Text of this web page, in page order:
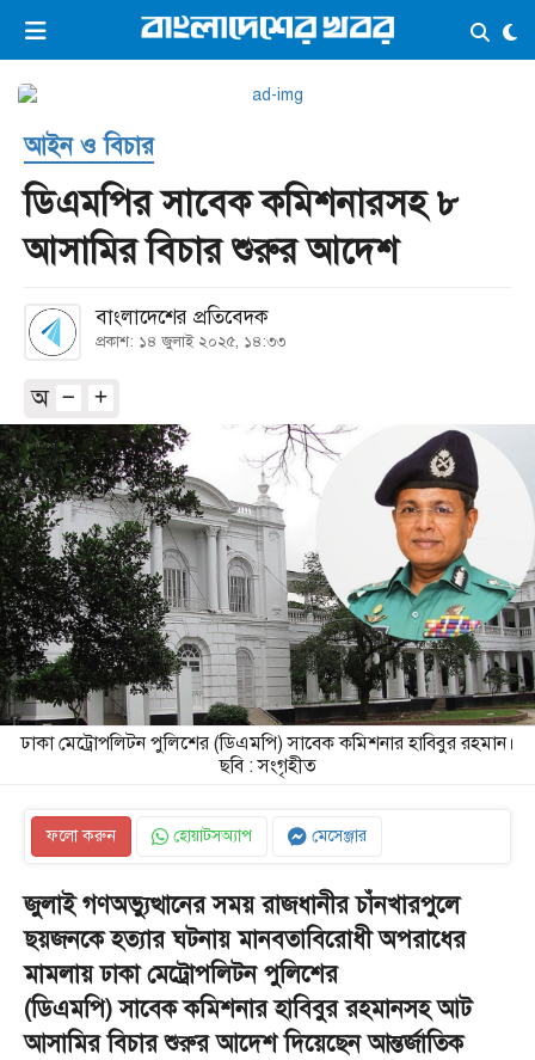
ভিডিও ই-পেপার লগইন ×
প্রচ্ছদ
সর্বশেষ
সব বিভাগ
আর্কাইভ
কনভার্টার
আইন ও বিচার
ডিএমপির সাবেক কমিশনারসহ ৮
আসামির বিচার শুরুর আদেশ
বাংলাদেশের প্রতিবেদক
প্রকাশ: ১৪ জুলাই ২০২৫, ১৪:৩৩
অ
ঢাকা মেট্রোপলিটন পুলিশের (ডিএমপি) সাবেক কমিশনার হাবিবুর রহমান।
ছবি : সংগৃহীত
ফলো করুন হোয়াটসঅ্যাপ মেসেঞ্জার
জুলাই গণঅভ্যুত্থানের সময় রাজধানীর চাঁনখারপুলে
ছয়জনকে হত্যার ঘটনায় মানবতাবিরোধী অপরাধের
মামলায় ঢাকা মেট্রোপলিটন পুলিশের
(ডিএমপি)সাবেককমিশনার হাবিবুর রহমানসহ আট
আসামির বিচার শুরুর আদেশ দিয়েছেন আন্তর্জাতিক